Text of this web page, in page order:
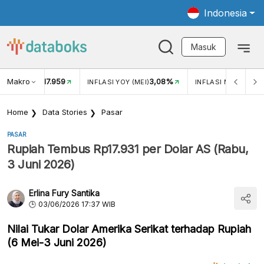
Indonesia
Masuk
Makro
USD/IDR 17.959 INFLASI YOY (MEI)3,08% INFLASI MOM (MEI)
Home Data Stories Pasar
PASAR
Rupiah Tembus Rp17.931 per Dolar AS (Rabu,
3 Juni 2026)
Erlina Fury Santika
03/06/2026 17:37 WIB
Nilai Tukar Dolar Amerika Serikat terhadap Rupiah
(6 Mei-3 Juni 2026)